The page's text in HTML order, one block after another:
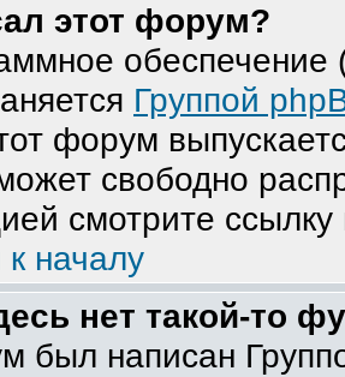
этот форум?
Группой
форум
свободно
смотрите ссылку
началу
нет такой-то
был написан